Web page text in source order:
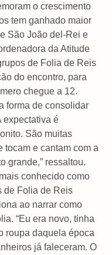
o crescimento
tem ganhado maior
São João del-Rei e
da Atitude
de Folia de Reis
do encontro, para
chegue a 12.
forma de consolidar
expectativa é
São muitas
tocam e cantam com a
grande,” ressaltou.
conhecido como
de Folia de Reis
ao narrar como
“Eu era novo, tinha
roupa daquela época
já faleceram. O